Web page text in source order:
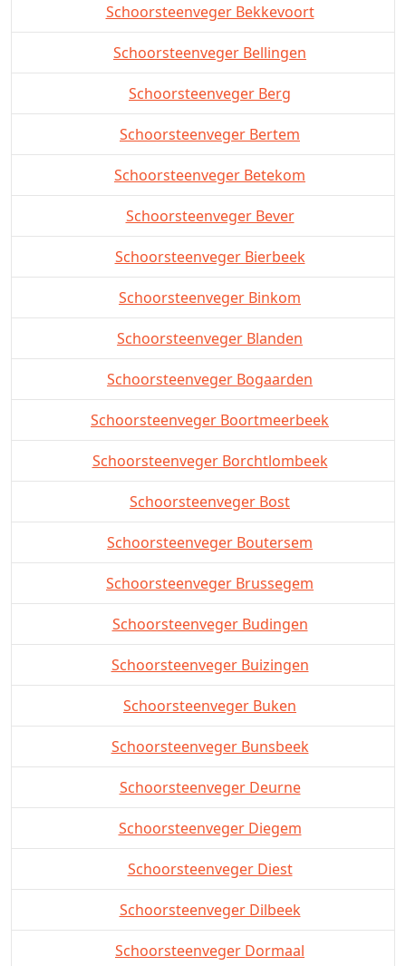
Schoorsteenveger Bekkevoort
Schoorsteenveger Bellingen
Schoorsteenveger Berg
Schoorsteenveger Bertem
Schoorsteenveger Betekom
Schoorsteenveger Bever
Schoorsteenveger Bierbeek
Schoorsteenveger Binkom
Schoorsteenveger Blanden
Schoorsteenveger Bogaarden
Schoorsteenveger Boortmeerbeek
Schoorsteenveger Borchtlombeek
Schoorsteenveger Bost
Schoorsteenveger Boutersem
Schoorsteenveger Brussegem
Schoorsteenveger Budingen
Schoorsteenveger Buizingen
Schoorsteenveger Buken
Schoorsteenveger Bunsbeek
Schoorsteenveger Deurne
Schoorsteenveger Diegem
Schoorsteenveger Diest
Schoorsteenveger Dilbeek
Schoorsteenveger Dormaal